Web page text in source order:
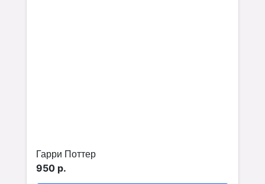
Гарри Поттер
950 р.